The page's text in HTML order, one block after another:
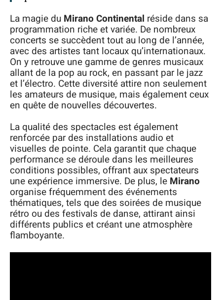
La magie du Mirano Continental réside dans sa
programmation riche et variée. De nombreux
concerts se succèdent tout au long de l’année,
avec des artistes tant locaux qu’internationaux.
On y retrouve une gamme de genres musicaux
allant de la pop au rock, en passant par le jazz
et l’électro. Cette diversité attire non seulement
les amateurs de musique, mais également ceux
en quête de nouvelles découvertes.
La qualité des spectacles est également
renforcée par des installations audio et
visuelles de pointe. Cela garantit que chaque
performance se déroule dans les meilleures
conditions possibles, offrant aux spectateurs
une expérience immersive. De plus, le Mirano
organise fréquemment des événements
thématiques, tels que des soirées de musique
rétro ou des festivals de danse, attirant ainsi
différents publics et créant une atmosphère
flamboyante.